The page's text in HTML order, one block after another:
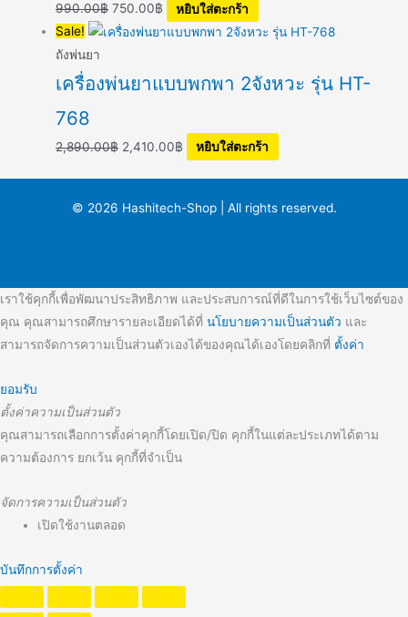
990.00฿ 750.00฿
หยิบใส่ตะกร้า
Sale!
ถังพ่นยา
เครื่องพ่นยาแบบพกพา 2จังหวะ รุ่น HT-
768
2,890.00฿ 2,410.00฿ หยิบใส่ตะกร้า
© 2026 Hashitech-Shop | All rights reserved.
เราใช้คุกกี้เพื่อพัฒนาประสิทธิภาพ และประสบการณ์ที่ดีในการใช้เว็บไซต์ของ
คุณ คุณสามารถศึกษารายละเอียดได้ที่ นโยบายความเป็นส่วนตัว และ
สามารถจัดการความเป็นส่วนตัวเองได้ของคุณได้เองโดยคลิกที่ ตั้งค่า
ยอมรับ
ตั้งค่าความเป็นส่วนตัว
คุณสามารถเลือกการตั้งค่าคุกกี้โดยเปิด/ปิด คุกกี้ในแต่ละประเภทได้ตาม
ความต้องการ ยกเว้น คุกกี้ที่จำเป็น
จัดการความเป็นส่วนตัว
เปิดใช้งานตลอด
บันทึกการตั้งค่า